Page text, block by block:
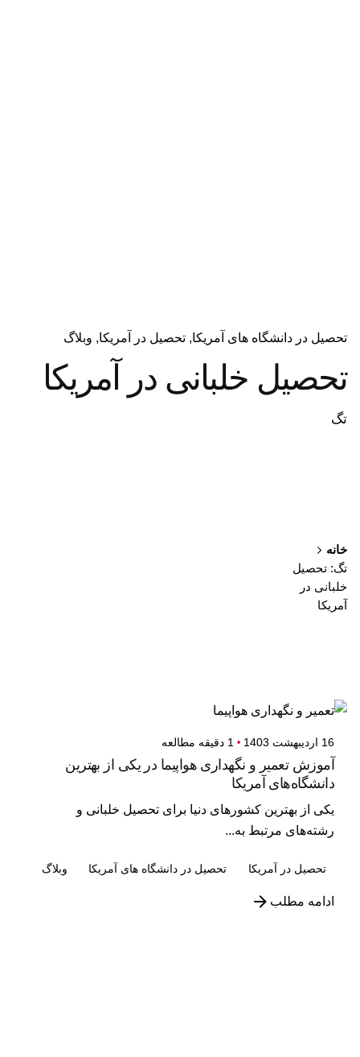
تحصیل در دانشگاه های آمریکا تحصیل در آمریکا وبلاگ
تحصیل خلبانی در آمریکا
تگ
خانه
تگ: تحصیل
خلبانی در
آمریکا
16 اردیبهشت 1403 1 دقیقه مطالعه
آموزش تعمیر و نگهداری هواپیما در یکی از بهترین
دانشگاه‌های آمریکا
یکی از بهترین کشورهای دنیا برای تحصیل خلبانی و
رشته‌های مرتبط به...
تحصیل در آمریکا تحصیل در دانشگاه های آمریکا وبلاگ
ادامه مطلب